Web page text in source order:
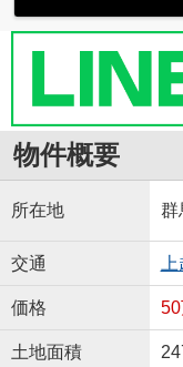
物件概要
所在地 群
交通
価格 50
土地面積